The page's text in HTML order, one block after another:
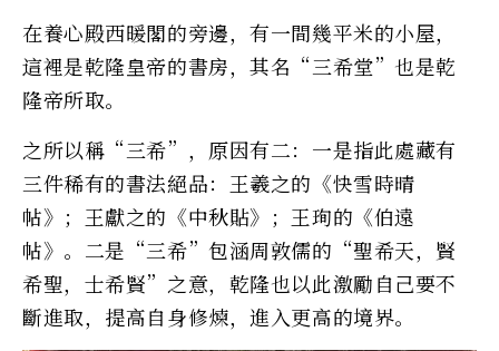
在養心殿西暖閣的旁邊，有一間幾平米的小屋，
這裡是乾隆皇帝的書房，其名“三希堂”也是乾
隆帝所取。
之所以稱“三希”，原因有二：一是指此處藏有
三件稀有的書法絕品：王羲之的《快雪時晴
帖》；王獻之的《中秋貼》；王珣的《伯遠
帖》。二是“三希”包涵周敦儒的“聖希天，賢
希聖，士希賢”之意，乾隆也以此激勵自己要不
斷進取，提高自身修煉，進入更高的境界。